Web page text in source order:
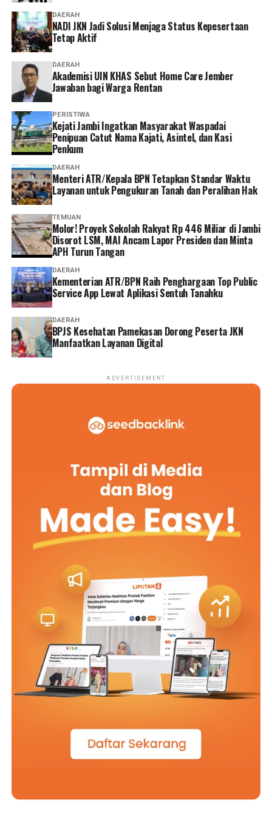
DAERAH
NADI JKN Jadi Solusi Menjaga Status Kepesertaan
Tetap Aktif
DAERAH
Akademisi UIN KHAS Sebut Home Care Jember
Jawaban bagi Warga Rentan
PERISTIWA
‎Kejati Jambi Ingatkan Masyarakat Waspadai
Penipuan Catut Nama Kajati, Asintel, dan Kasi
Penkum
DAERAH
Menteri ATR/Kepala BPN Tetapkan Standar Waktu
Layanan untuk Pengukuran Tanah dan Peralihan Hak
TEMUAN
Molor! Proyek Sekolah Rakyat Rp 446 Miliar di Jambi
Disorot LSM, MAI Ancam Lapor Presiden dan Minta
APH Turun Tangan
DAERAH
Kementerian ATR/BPN Raih Penghargaan Top Public
Service App Lewat Aplikasi Sentuh Tanahku
DAERAH
BPJS Kesehatan Pamekasan Dorong Peserta JKN
Manfaatkan Layanan Digital
ADVERTISEMENT